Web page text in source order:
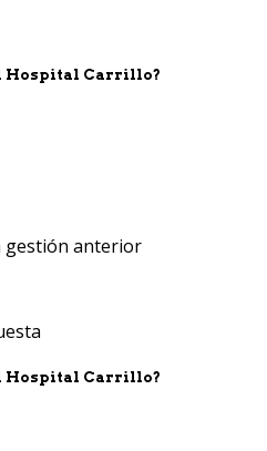
Hospital Carrillo?
gestión anterior
Hospital Carrillo?